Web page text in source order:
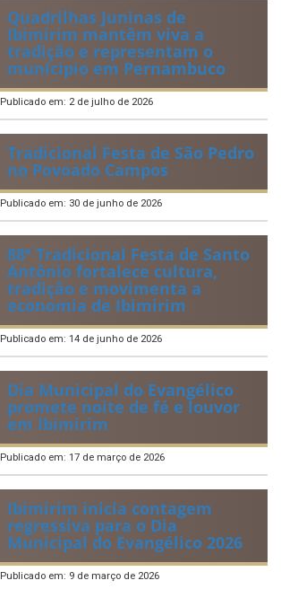
Quadrilhas Juninas de
Ibimirim mantêm viva a
tradição e representam o
munícipio em Pernambuco
Publicado em: 2 de julho de 2026
Tradicional Festa de São Pedro
no Povoado Campos
Publicado em: 30 de junho de 2026
88ª Tradicional Festa de Santo
Antônio fortalece cultura,
tradição e movimenta a
economia de Ibimirim
Publicado em: 14 de junho de 2026
Dia Municipal do Evangélico
promete noite de fé e louvor
em Ibimirim
Publicado em: 17 de março de 2026
Ibimirim inicia contagem
regressiva para o Dia
Municipal do Evangélico 2026
Publicado em: 9 de março de 2026